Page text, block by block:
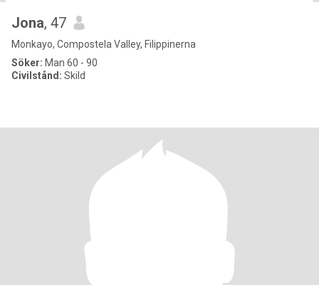
Jona, 47
Monkayo, Compostela Valley, Filippinerna
Söker: Man 60 - 90
Civilstånd: Skild